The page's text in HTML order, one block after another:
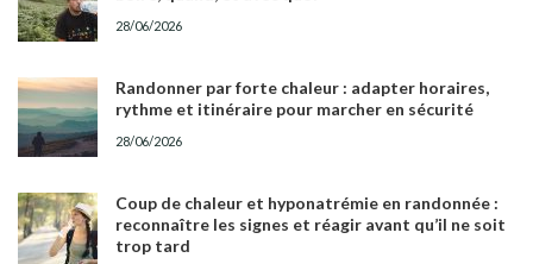
28/06/2026
Randonner par forte chaleur : adapter horaires,
rythme et itinéraire pour marcher en sécurité
28/06/2026
Coup de chaleur et hyponatrémie en randonnée :
reconnaître les signes et réagir avant qu’il ne soit
trop tard